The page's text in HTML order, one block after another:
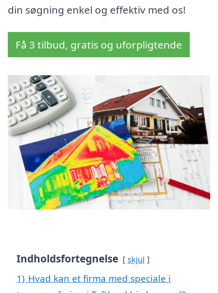
din søgning enkel og effektiv med os!
Få 3 tilbud, gratis og uforpligtende
Indholdsfortegnelse skjul
1) Hvad kan et firma med speciale i